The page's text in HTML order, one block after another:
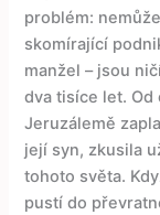
problém:
skomírající
manžel – jsou
dva tisíce let. Od
Jeruzálemě
její syn, zkusila
tohoto světa.
pustí do